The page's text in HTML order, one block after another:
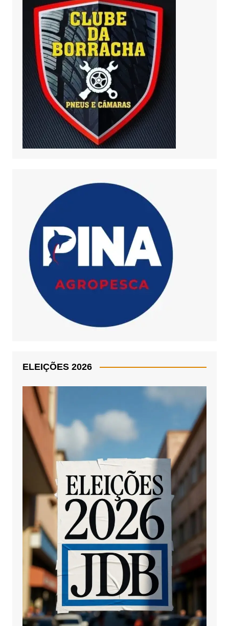
ELEIÇÕES 2026